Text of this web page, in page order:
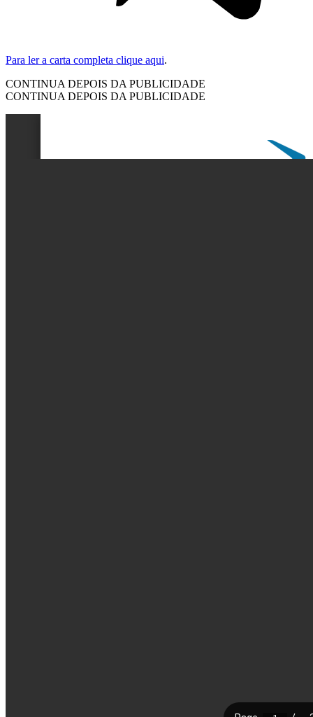
Para ler a carta completa clique aqui.
CONTINUA DEPOIS DA PUBLICIDADE
CONTINUA DEPOIS DA PUBLICIDADE